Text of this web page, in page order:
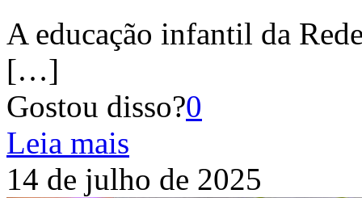
A educação infantil da
[…]
Gostou disso?0
Leia mais
14 de julho de 2025